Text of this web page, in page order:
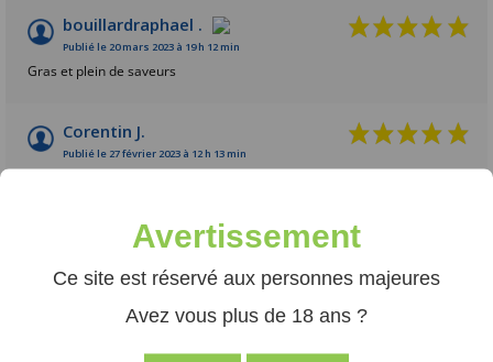
bouillardraphael .
Publié le 20 mars 2023 à 19 h 12 min
Gras et plein de saveurs
Corentin J.
Publié le 27 février 2023 à 12 h 13 min
Corentin J.
Très bonne qualité
AFFICHER PLUS D'AVIS
Avertissement
Ce site est réservé aux personnes majeures
Avez vous plus de 18 ans ?